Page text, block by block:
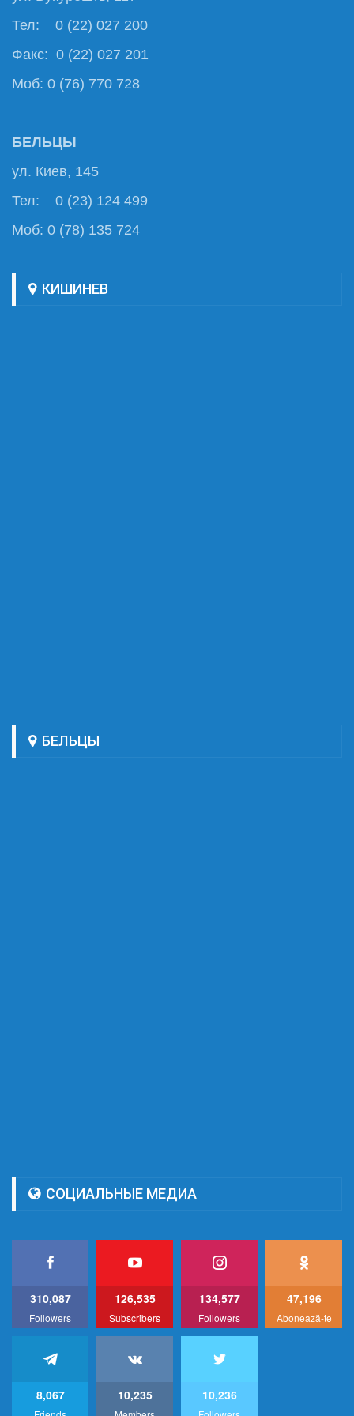
Тел: 0 (22) 027 200
Факс: 0 (22) 027 201
Моб: 0 (76) 770 728
БЕЛЬЦЫ
ул. Киев, 145
Тел: 0 (23) 124 499
Моб: 0 (78) 135 724
КИШИНЕВ
БЕЛЬЦЫ
СОЦИАЛЬНЫЕ МЕДИА
310,087
Followers
126,535
Subscribers
134,577
Followers
47,196
Abonează-te
8,067 10,235 10,236